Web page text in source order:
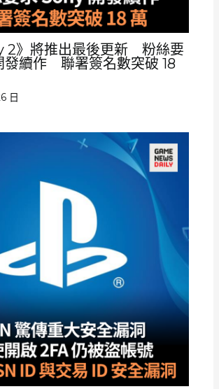
2》將推出最後更新 粉絲要
發續作 聯署簽名數突破 18
日